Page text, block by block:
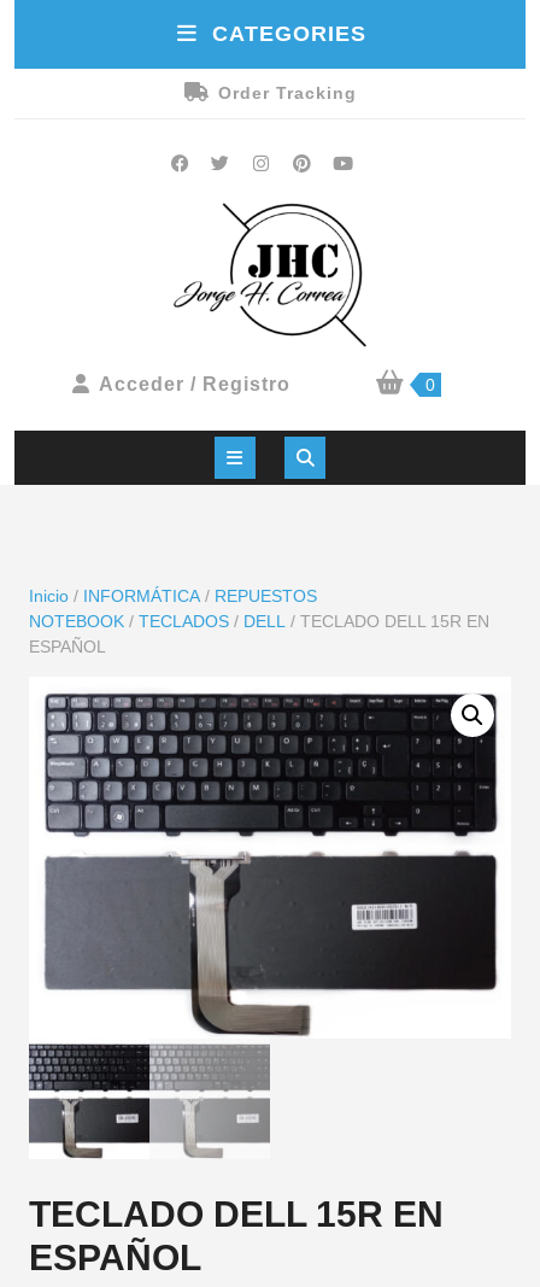
CATEGORIES
Order Tracking
Acceder / Registro 0
Inicio / INFORMÁTICA / REPUESTOS
NOTEBOOK / TECLADOS / DELL / TECLADO DELL 15R EN
ESPAÑOL
TECLADO DELL 15R EN
ESPAÑOL